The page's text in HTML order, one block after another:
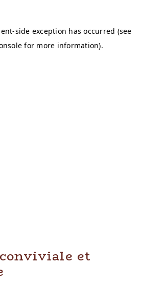
et